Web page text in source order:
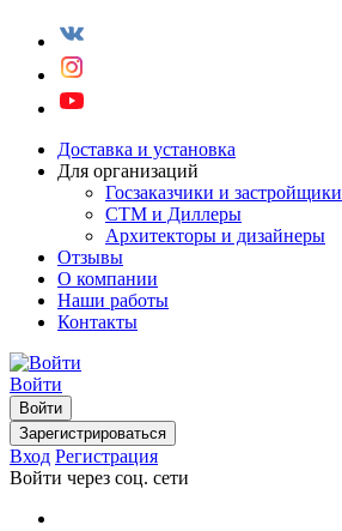
Доставка и установка
Для организаций
Госзаказчики и застройщики
СТМ и Диллеры
Архитекторы и дизайнеры
Отзывы
О компании
Наши работы
Контакты
Войти
Войти
Зарегистрироваться
Вход Регистрация
Войти через соц. сети